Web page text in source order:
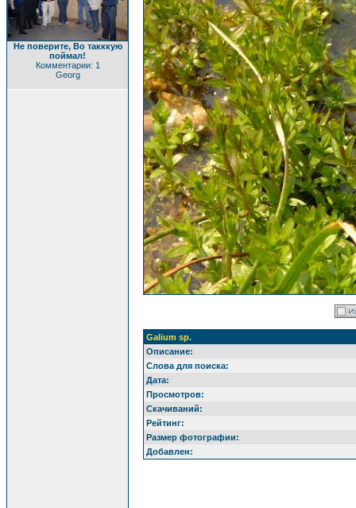
Не поверите, Во такккую
поймал!
Комментарии: 1
Georg
Galium sp.
Описание:
Слова для поиска:
Дата:
Просмотров:
Скачиваний:
Рейтинг:
Размер фотографии:
Добавлен: